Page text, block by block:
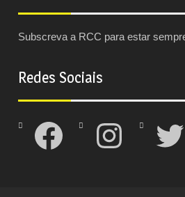
Subscreva a RCC para estar
Redes Sociais
Facebook Instagram Twitter